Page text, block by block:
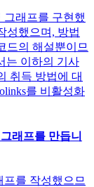
래프를 구현했
성했으며, 방법
드의 해설뿐이므
는 이하의 기사
취득 방법에 대
를 비활성화
래프를 만듭니
를 작성했으므